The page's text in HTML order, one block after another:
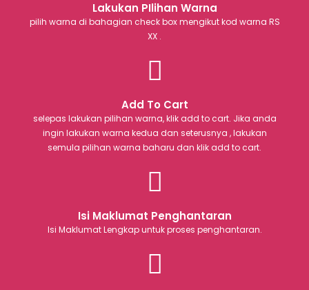
Lakukan PIlihan Warna
pilih warna di bahagian check box mengikut kod warna RS
XX .
Add To Cart
selepas lakukan pilihan warna, klik add to cart. Jika anda
ingin lakukan warna kedua dan seterusnya , lakukan
semula pilihan warna baharu dan klik add to cart.
Isi Maklumat Penghantaran
Isi Maklumat Lengkap untuk proses penghantaran.